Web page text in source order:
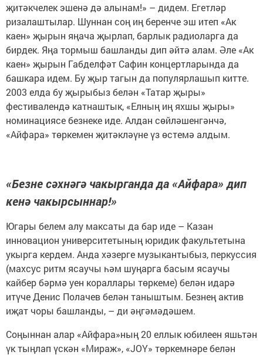
җитәкчелек эшенә дә алынам!» – дидем. Егетләр
ризалаштылар. Шуннан соң иң беренче эш итеп «Ак
каен» җырын яңача җырлап, барлык радиоларга да
бирдек. Яңа тормыш башланды дип әйтә алам. Әле «Ак
каен» җырын Габделфәт Сафин концертларында да
башкара идем. Бу җыр тагын да популярлашып китте.
2003 елда бу җырыбыз белән «Татар җыры»
фестивалендә катнаштык, «Елның иң яхшы җыры»
номинациясе безнеке иде. Алдан сөйләшенгәнчә,
«Айфара» төркемен җитәкләүне үз өстемә алдым.
«Безне сәхнәгә чакырганда да «Айфара» дип
кенә чакырсыннар!»
Югары белем алу максаты да бар иде – Казан
инновацион университетының юридик факультетына
укырга кердем. Анда хәзерге музыкантыбыз, перкуссия
(махсус ритм ясаучы һәм шуңарга басым ясаучы
кайбер бәрмә уен кораллары төркеме) белән идарә
итүче Денис Полачев белән таныштым. Безнең актив
иҗат чоры башланды, – ди әңгәмәдәшем.
Соңыннан алар «Айфара»ның 20 еллык юбилеен яшьтән
үк тыңлап үскән «Мираж», «JOY» төркемнәре белән